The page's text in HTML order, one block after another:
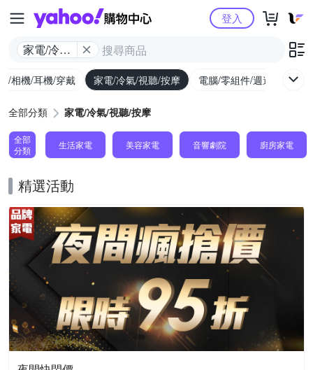
Yahoo購物中心
家電/冷氣/
登入
/相機/耳機/穿戴 家電/冷氣/視聽/按摩 電腦/零組件/週邊/遊戲
全部分類 家電/冷氣/視聽/按摩
全部
分類
生活家電 美容家電 音響劇院 廚房家電
精選活動